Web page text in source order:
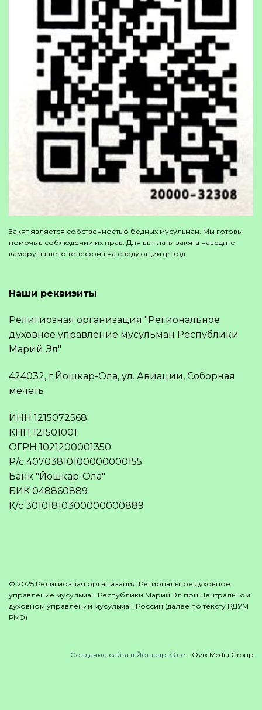
Закят является собственностью бедных мусульман. Мы готовы
помочь в соблюдении их прав. Для выплаты закята наведите
камеру вашего телефона на следующий qr код
Наши реквизиты
Религиозная организация "Региональное
духовное управление мусульман Республики
Марий Эл"
424032, г.Йошкар-Ола, ул. Авиации, Соборная
мечеть
ИНН 1215072568
КПП 121501001
ОГРН 1021200001350
Р/с 40703810100000000155
Банк "Йошкар-Ола"
БИК 048860889
К/с 30101810300000000889
© 2025 Религиозная организация Региональное духовное
управление мусульман Республики Марий Эл при Центральном
духовном управлении мусульман России (далее по тексту РДУМ
РМЭ)
Создание сайта в Йошкар-Оле - Ovix Media Group